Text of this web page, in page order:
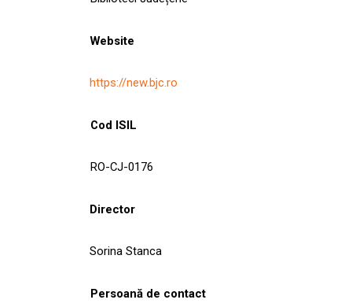
Website
https://new.bjc.ro
Cod ISIL
RO-CJ-0176
Director
Sorina Stanca
Persoană de contact